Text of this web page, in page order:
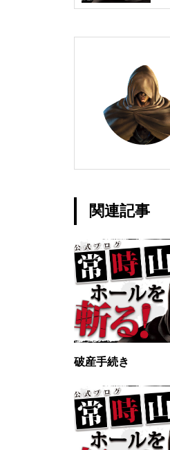
関連記事
破産手続き